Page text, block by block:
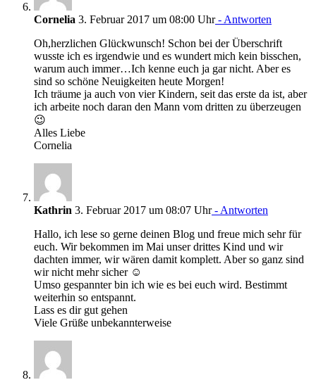
Cornelia 3. Februar 2017 um 08:00 Uhr- Antworten
Oh,herzlichen Glückwunsch! Schon bei der Überschrift
wusste ich es irgendwie und es wundert mich kein bisschen,
warum auch immer…Ich kenne euch ja gar nicht. Aber es
sind so schöne Neuigkeiten heute Morgen!
Ich träume ja auch von vier Kindern, seit das erste da ist, aber
ich arbeite noch daran den Mann vom dritten zu überzeugen
😉
Alles Liebe
Cornelia
Kathrin 3. Februar 2017 um 08:07 Uhr- Antworten
Hallo, ich lese so gerne deinen Blog und freue mich sehr für
euch. Wir bekommen im Mai unser drittes Kind und wir
dachten immer, wir wären damit komplett. Aber so ganz sind
wir nicht mehr sicher ☺
Umso gespannter bin ich wie es bei euch wird. Bestimmt
weiterhin so entspannt.
Lass es dir gut gehen
Viele Grüße unbekannterweise